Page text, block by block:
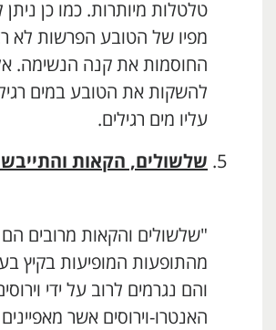
טלטלות מיותרות. כמו כן ניתן
מפיו של הטובע הפרשות לא
החוסמות את קנה הנשימה.
להשקות את הטובע במים
עליו מים רגילים.
שלשולים, הקאות
"שלשולים והקאות מרובים
מהתופעות המופיעות בקיץ
והם נגרמים לרוב על ידי
האנטרו-וירוסים אשר